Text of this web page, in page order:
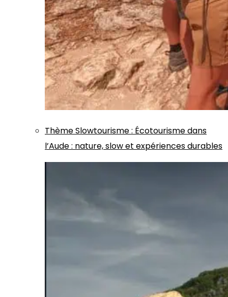
ThèmeSlowtourisme: Écotourisme dans
l’Aude : nature, slow et expériences durables